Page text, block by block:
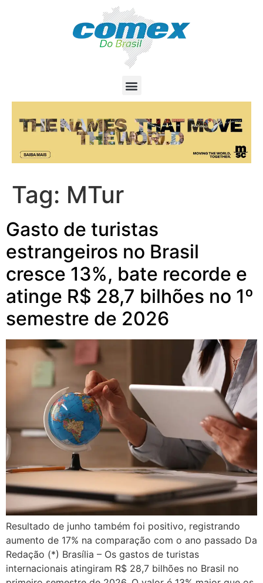
Tag: MTur
Gasto de turistas
estrangeiros no Brasil
cresce 13%, bate recorde e
atinge R$ 28,7 bilhões no 1º
semestre de 2026
Resultado de junho também foi positivo, registrando
aumento de 17% na comparação com o ano passado Da
Redação (*) Brasília – Os gastos de turistas
internacionais atingiram R$ 28,7 bilhões no Brasil no